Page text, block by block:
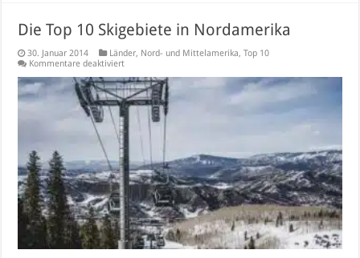
Die Top 10 Skigebiete in Nordamerika
30. Januar 2014 Länder, Nord- und Mittelamerika,Top 10
Kommentare deaktiviertfür
Top
10
Skigebiete
in
Nordamerika